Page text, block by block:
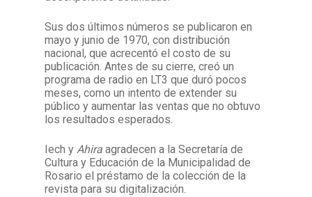
Sus dos últimos números se publicaron en
mayo y junio de 1970, con distribución
nacional, que acrecentó el costo de su
publicación. Antes de su cierre, creó un
programa de radio en LT3 que duró pocos
meses, como un intento de extender su
público y aumentar las ventas que no obtuvo
los resultados esperados.
Iech yAhira agradecen a la Secretaría de
Cultura y Educación de la Municipalidad de
Rosario el préstamo de la colección de la
revista para su digitalización.